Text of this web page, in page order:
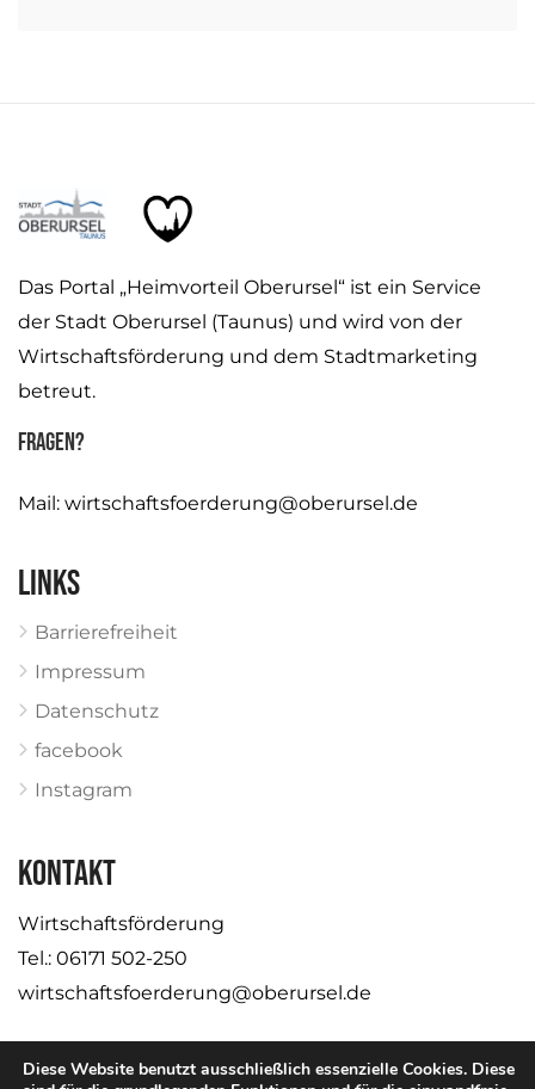
Das Portal „Heimvorteil Oberursel“ ist ein Service
der Stadt Oberursel (Taunus) und wird von der
Wirtschaftsförderung und dem Stadtmarketing
betreut.
Fragen?
Mail: wirtschaftsfoerderung@oberursel.de
Links
Barrierefreiheit
Impressum
Datenschutz
facebook
Instagram
KONTAKT
Wirtschaftsförderung
Tel.: 06171 502-250
wirtschaftsfoerderung@oberursel.de
Diese Website benutzt ausschließlich essenzielle Cookies. Diese